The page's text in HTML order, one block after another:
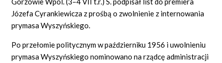
Józefa Cyrankiewicza z prośbą o zwolnienie z internowania
prymasa Wyszyńskiego.
Po przełomie politycznym w październiku 1956 i uwolnieniu
prymasa Wyszyńskiego nominowano na rządcę administracji